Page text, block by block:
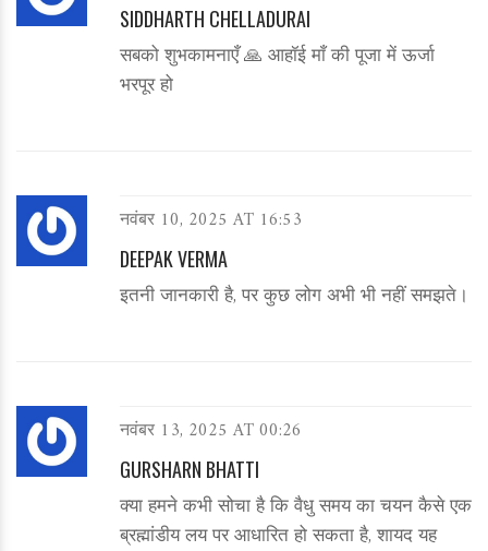
SIDDHARTH CHELLADURAI
सबको शुभकामनाएँ 🙏 आहॉई माँ की पूजा में ऊर्जा
भरपूर हो
नवंबर 10, 2025 AT 16:53
DEEPAK VERMA
इतनी जानकारी है, पर कुछ लोग अभी भी नहीं समझते।
नवंबर 13, 2025 AT 00:26
GURSHARN BHATTI
क्या हमने कभी सोचा है कि वैधु समय का चयन कैसे एक
ब्रह्मांडीय लय पर आधारित हो सकता है, शायद यह